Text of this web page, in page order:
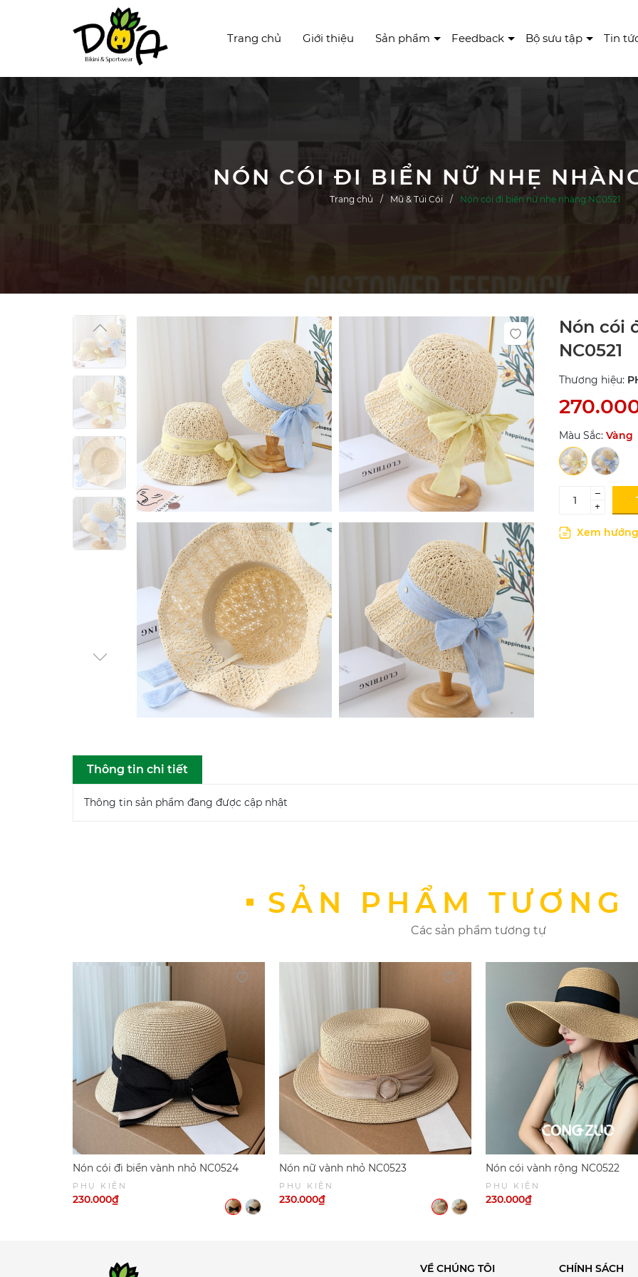
Trang chủ Giới thiệu Sản phẩm Feedback Bộ sưu tập Tin
NÓN CÓI ĐI BIỂN NỮ NHẸ
Trang chủ Mũ & Túi Cói Nón cói đi biển nữ nhẹ nhàng NC0521
Nón cói
NC0521
Thương hiệu:
Màu Sắc: Vàng
–
+
Xem
Thông tin chi tiết
Thông tin sản phẩm đang được cập nhật
SẢN PHẨM TƯƠNG
Các sản phẩm tương tự
Nón cói đi biển vành nhỏ NC0524
PHỤ KIỆN
230.000₫
Nón nữ vành nhỏ NC0523
PHỤ KIỆN
230.000₫
Nón cói vành rộng NC0522
PHỤ KIỆN
230.000₫
VỀ CHÚNG TÔI CHÍNH SÁCH